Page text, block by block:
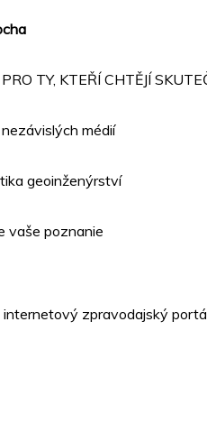
TY, KTEŘÍ CHTĚJÍ
médií
geoinženýrství
vaše poznanie
zpravodajský